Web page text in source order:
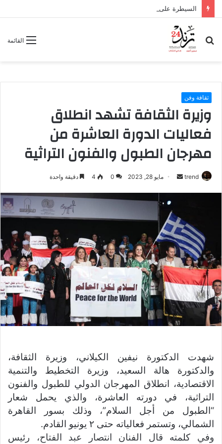
القائمة
بحث
عن
ثقافة وفن
وزيرة الثقافة تشهد انطلاق
فعاليات الدورة العاشرة من
مهرجان الطبول والفنون التراثية
trend
ل
ب
ر
ي
د
ا
إ
ل
ك
ت
مايو 28, 2023 0
4 دقيقة واحدة
شهدت الدكتورة نيفين الكيلاني، وزيرة الثقافة،
والدكتورة هالة السعيد، وزيرة التخطيط والتنمية
الاقتصادية، انطلاق المهرجان الدولي للطبول والفنون
التراثية، في دورته العاشرة، والذي يحمل شعار
“الطبول من أجل السلام”، وذلك بسور القاهرة
الشمالي، وتستمر فعالياته حتى ٢ يونيو القادم.
وفي كلمته قال الفنان انتصار عبد الفتاح، رئيس